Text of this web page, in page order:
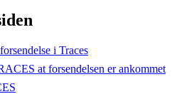
i Traces
at forsendelsen er ankommet